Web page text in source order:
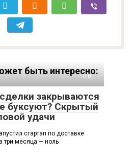
быть интересно:
0
закрываются
буксуют? Скрытый
удачи
стартап по доставке
три месяца — ноль